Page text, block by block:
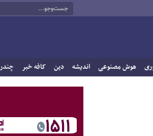
هوش مصنوعی اندیشه دین کافه خبر